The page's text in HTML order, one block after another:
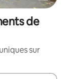
de
sur